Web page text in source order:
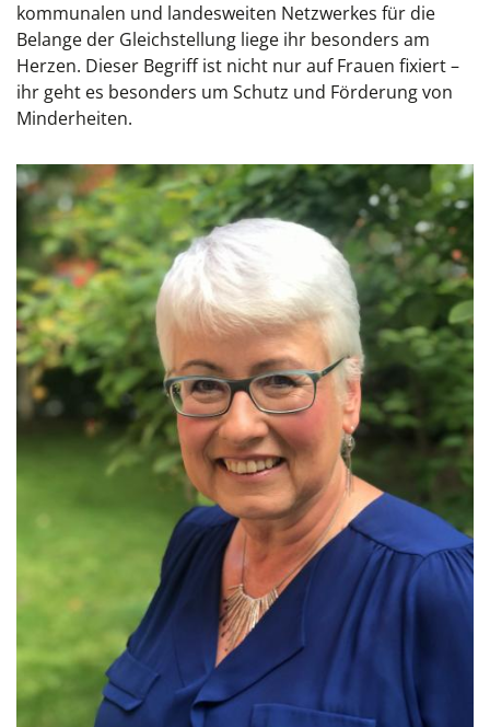
kommunalen und landesweiten Netzwerkes für die
Belange der Gleichstellung liege ihr besonders am
Herzen. Dieser Begriff ist nicht nur auf Frauen fixiert –
ihr geht es besonders um Schutz und Förderung von
Minderheiten.